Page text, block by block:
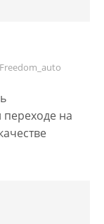
Freedom_auto
на